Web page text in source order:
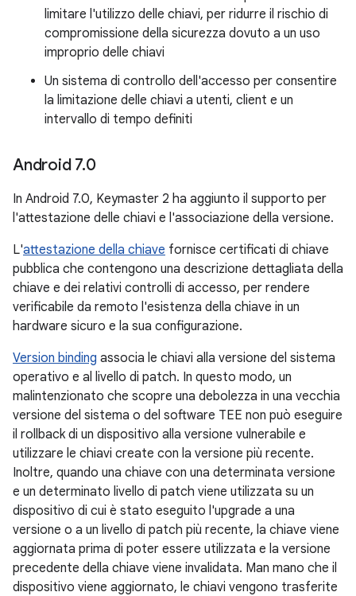
limitare l'utilizzo delle chiavi, per ridurre il rischio di
compromissione della sicurezza dovuto a un uso
improprio delle chiavi
Un sistema di controllo dell'accesso per consentire
la limitazione delle chiavi a utenti, client e un
intervallo di tempo definiti
Android 7.0
In Android 7.0, Keymaster 2 ha aggiunto il supporto per
l'attestazione delle chiavi e l'associazione della versione.
L'attestazione della chiave fornisce certificati di chiave
pubblica che contengono una descrizione dettagliata della
chiave e dei relativi controlli di accesso, per rendere
verificabile da remoto l'esistenza della chiave in un
hardware sicuro e la sua configurazione.
Version binding associa le chiavi alla versione del sistema
operativo e al livello di patch. In questo modo, un
malintenzionato che scopre una debolezza in una vecchia
versione del sistema o del software TEE non può eseguire
il rollback di un dispositivo alla versione vulnerabile e
utilizzare le chiavi create con la versione più recente.
Inoltre, quando una chiave con una determinata versione
e un determinato livello di patch viene utilizzata su un
dispositivo di cui è stato eseguito l'upgrade a una
versione o a un livello di patch più recente, la chiave viene
aggiornata prima di poter essere utilizzata e la versione
precedente della chiave viene invalidata. Man mano che il
dispositivo viene aggiornato, le chiavi vengono trasferite